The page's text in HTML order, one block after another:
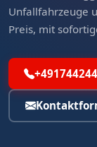
Unfallfahrzeuge
Preis, mit